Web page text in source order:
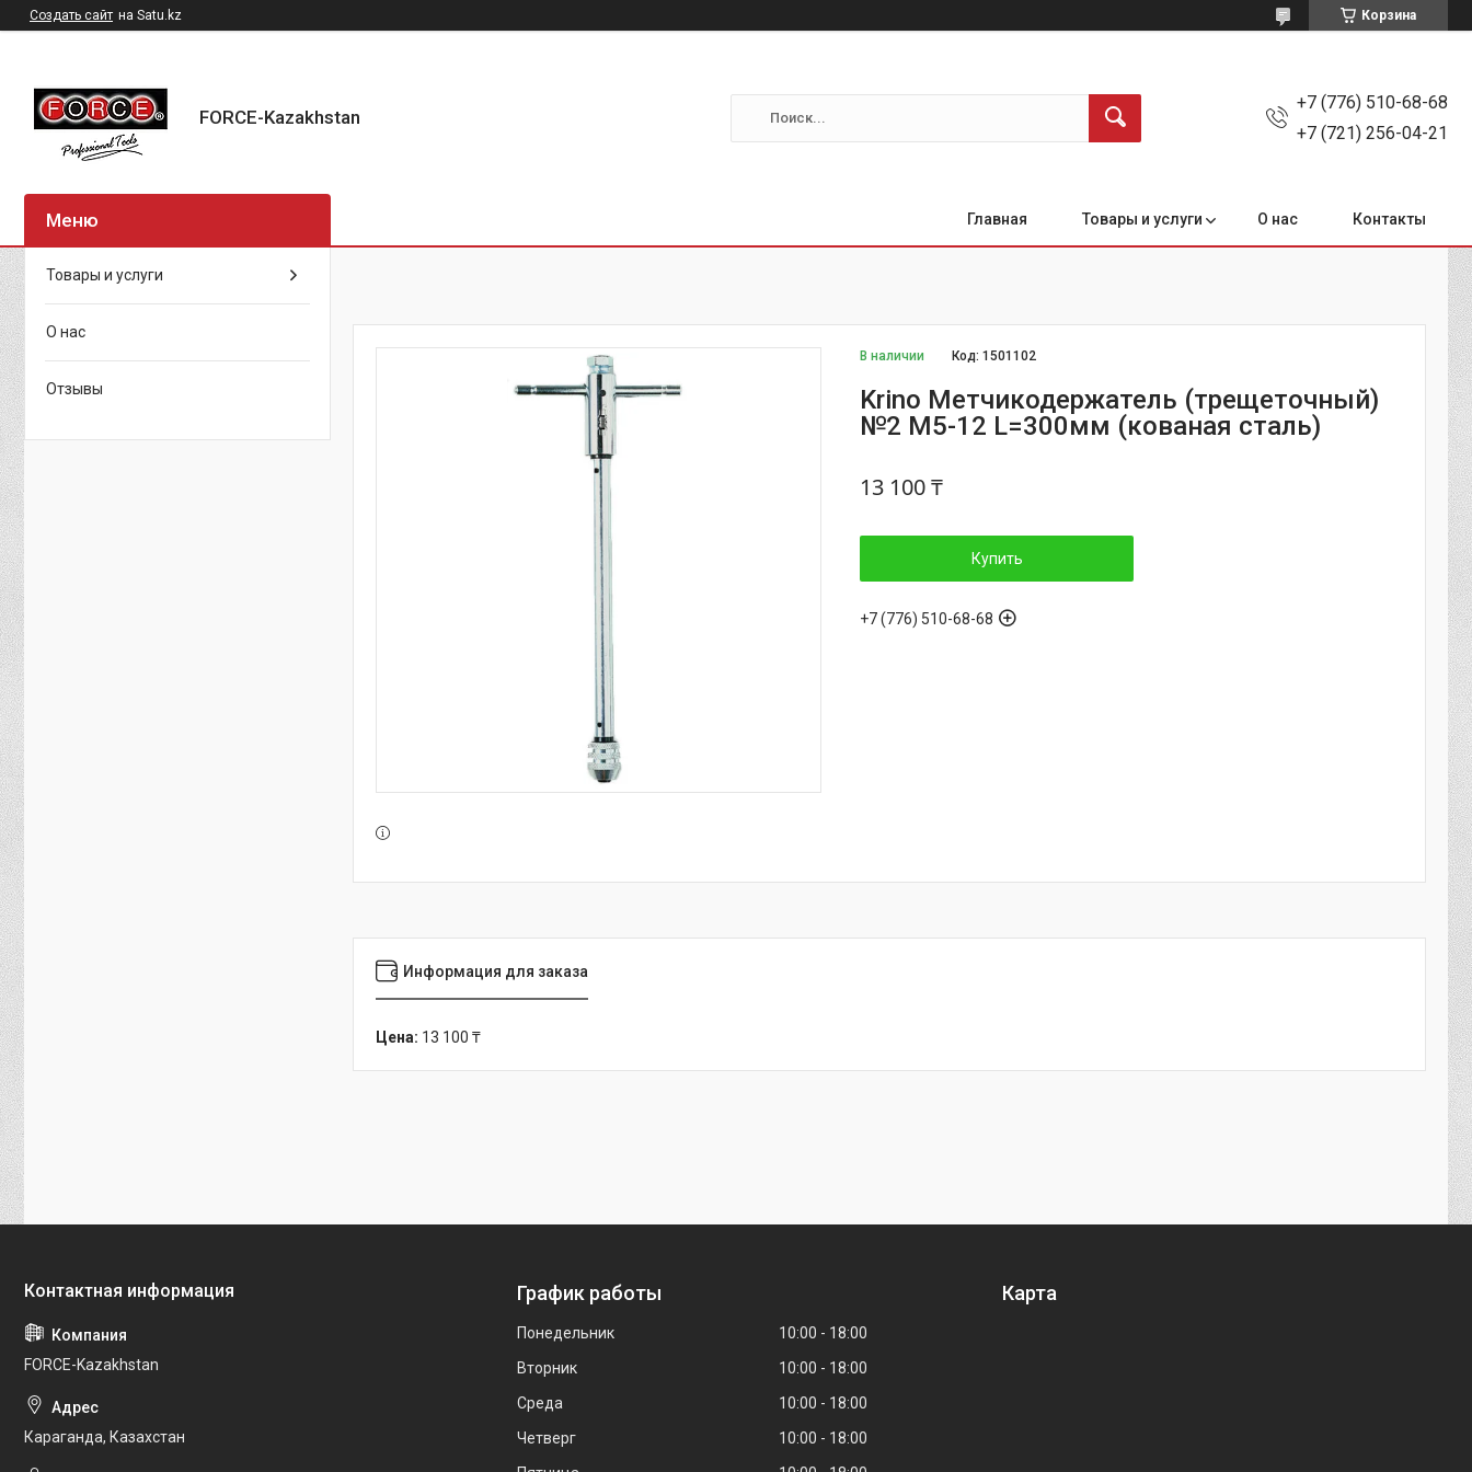
Создать сайт на Satu.kz Корзина
FORCE-Kazakhstan
+7 (776) 510-68-68
+7 (721) 256-04-21
Главная Товары и услуги О нас Контакты
В наличии Код:1501102
Krino Метчикодержатель (трещеточный)
№2 М5-12 L=300мм (кованая сталь)
13 100 ₸
Купить
+7 (776) 510-68-68
Информация для заказа
Цена: 13 100 ₸
Товары и услуги
О нас
Отзывы
FORCE-Kazakhstan
Караганда, Казахстан
График работы
Понедельник 10:00
18:00
Вторник
10:00
18:00
Среда
10:00
18:00
Четверг
10:00
18:00
Карта